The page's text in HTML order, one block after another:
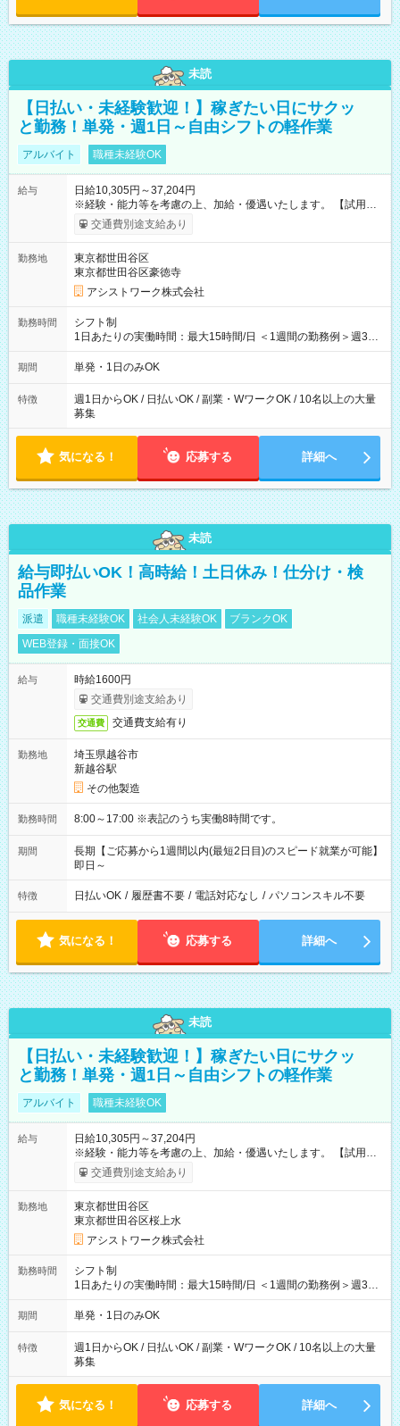
未読
【日払い・未経験歓迎！】稼ぎたい日にサクッ
と勤務！単発・週1日～自由シフトの軽作業
アルバイト 職種未経験OK
給与
日給10,305円～37,204円
※経験・能力等を考慮の上、加給・優遇いたします。 【試用期
間】試用期間なし
交通費別途支給あり
勤務地
東京都世田谷区
東京都世田谷区豪徳寺
アシストワーク株式会社
勤務時間
シフト制
1日あたりの実働時間：最大15時間/日 ＜1週間の勤務例＞週3回
勤務 勤務：月・水・金 休み：火・木・土・日 好きな時にお仕事
可能です！ ※1日あたりの最大実働時間は日勤、夜勤共に勤務し
期間 単発・1日のみOK
特徴
週1日からOK / 日払いOK / 副業・WワークOK / 10名以上の大量
募集
気になる！ 応募する 詳細へ
未読
給与即払いOK！高時給！土日休み！仕分け・検
品作業
派遣 職種未経験OK 社会人未経験OK
ブランクOK
WEB登録・面接OK
給与
時給1600円
交通費別途支給あり
交通費 交通費支給有り
勤務地
埼玉県越谷市
新越谷駅
その他製造
勤務時間 8:00～17:00 ※表記のうち実働8時間です。
期間
長期【ご応募から1週間以内(最短2日目)のスピード就業が可能】
即日～
特徴 日払いOK / 履歴書不要 / 電話対応なし / パソコンスキル不要
気になる！ 応募する 詳細へ
未読
【日払い・未経験歓迎！】稼ぎたい日にサクッ
と勤務！単発・週1日～自由シフトの軽作業
アルバイト 職種未経験OK
給与
日給10,305円～37,204円
※経験・能力等を考慮の上、加給・優遇いたします。 【試用期
間】試用期間なし
交通費別途支給あり
勤務地
東京都世田谷区
東京都世田谷区桜上水
アシストワーク株式会社
勤務時間
シフト制
1日あたりの実働時間：最大15時間/日 ＜1週間の勤務例＞週3回
勤務 勤務：月・水・金 休み：火・木・土・日 好きな時にお仕事
可能です！ ※1日あたりの最大実働時間は日勤、夜勤共に勤務し
期間 単発・1日のみOK
特徴
週1日からOK / 日払いOK / 副業・WワークOK / 10名以上の大量
募集
気になる！ 応募する 詳細へ